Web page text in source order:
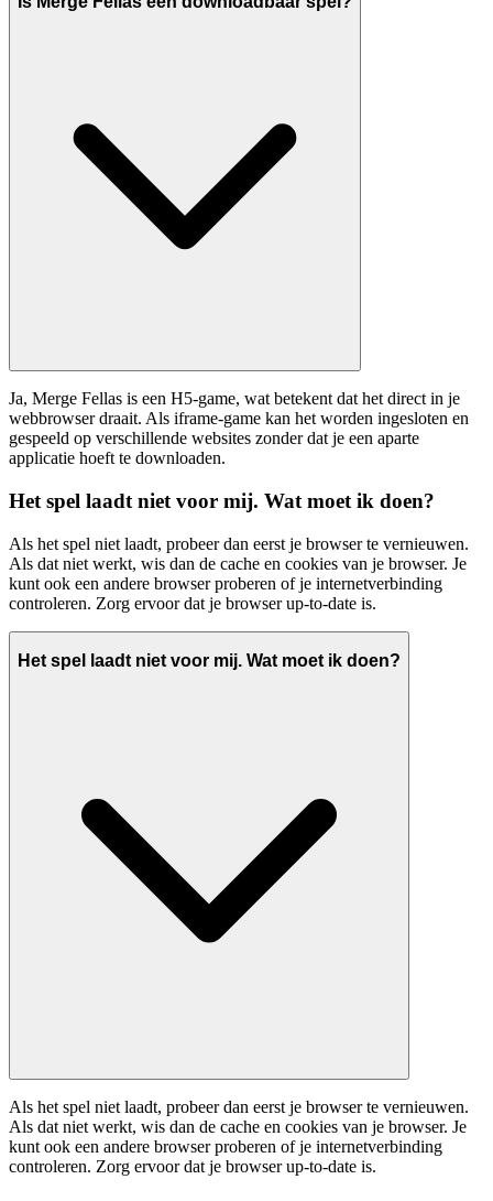
Ja, Merge Fellas is een H5-game, wat betekent dat het direct in je
webbrowser draait. Als iframe-game kan het worden ingesloten en
gespeeld op verschillende websites zonder dat je een aparte
applicatie hoeft te downloaden.
Het spel laadt niet voor mij. Wat moet ik doen?
Als het spel niet laadt, probeer dan eerst je browser te vernieuwen.
Als dat niet werkt, wis dan de cache en cookies van je browser. Je
kunt ook een andere browser proberen of je internetverbinding
controleren. Zorg ervoor dat je browser up-to-date is.
Het spel laadt niet voor mij. Wat moet ik doen?
Als het spel niet laadt, probeer dan eerst je browser te vernieuwen.
Als dat niet werkt, wis dan de cache en cookies van je browser. Je
kunt ook een andere browser proberen of je internetverbinding
controleren. Zorg ervoor dat je browser up-to-date is.